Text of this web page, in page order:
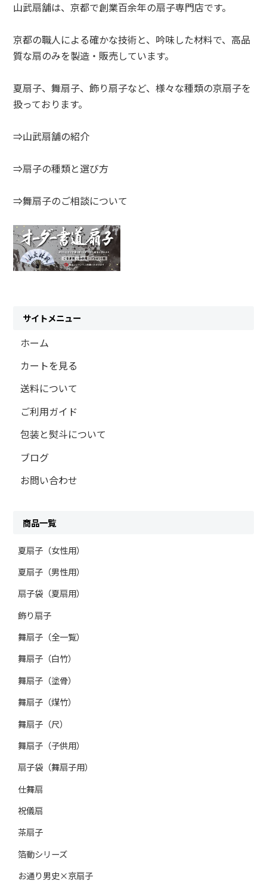
山武扇舗は、京都で創業百余年の扇子専門店です。
京都の職人による確かな技術と、吟味した材料で、高品
質な扇のみを製造・販売しています。
夏扇子、舞扇子、飾り扇子など、様々な種類の京扇子を
扱っております。
⇒山武扇舗の紹介
⇒扇子の種類と選び方
⇒舞扇子のご相談について
サイトメニュー
ホーム
カートを見る
送料について
ご利用ガイド
包装と熨斗について
ブログ
お問い合わせ
商品一覧
夏扇子（女性用）
夏扇子（男性用）
扇子袋（夏扇用）
飾り扇子
舞扇子（全一覧）
舞扇子（白竹）
舞扇子（塗骨）
舞扇子（煤竹）
舞扇子（尺）
舞扇子（子供用）
扇子袋（舞扇子用）
仕舞扇
祝儀扇
茶扇子
箔動シリーズ
お通り男史×京扇子